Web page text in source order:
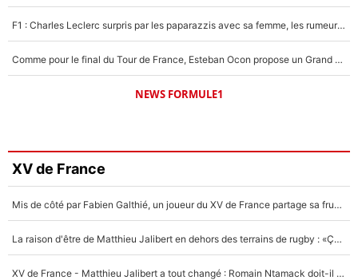
F1 : Charles Leclerc surpris par les paparazzis avec sa femme, les rumeurs étaient vraies !
Comme pour le final du Tour de France, Esteban Ocon propose un Grand Prix de Formule 1 à Paris : «Autour de l’Arc de Triomphe, ce serait génial» !
NEWS FORMULE1
XV de France
Mis de côté par Fabien Galthié, un joueur du XV de France partage sa frustration : «ils ne me l’ont pas dit tout de suite»
La raison d'être de Matthieu Jalibert en dehors des terrains de rugby : «Ça m'atteint autant que si tu touches à un membre de ma famille»
XV de France - Matthieu Jalibert a tout changé : Romain Ntamack doit-il s’inquiéter pour sa place à un an de la Coupe du monde ?